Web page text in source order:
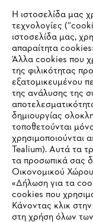
Η ιστοσελίδα μας
τεχνολογίες
ιστοσελίδα μας,
απαραίτητα
Άλλα cookies που
της φιλικότητας
εξατομικευμένου
της ανάλυσης της
δημιουργίας
τοποθετούνται
χρησιμοποιούνται
Tealium). Αυτά τα
τα προσωπικά σας
Οικονομικού
«Δήλωση για τα
cookies που
Κάνοντας κλικ
στη χρήση όλων